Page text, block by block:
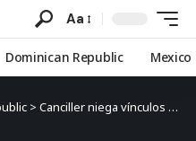
Aa
Dominican Republic Mexico
> Canciller niega vínculos del gobierno dominicano con el cierre de la oficina de la DEA